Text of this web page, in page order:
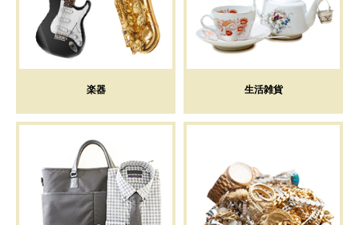
楽器 生活雑貨